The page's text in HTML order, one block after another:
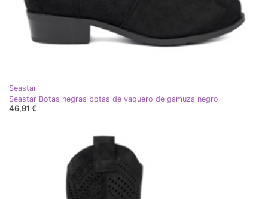
Seastar
Seastar Botas negras botas de vaquero de gamuza negro
46,91 €